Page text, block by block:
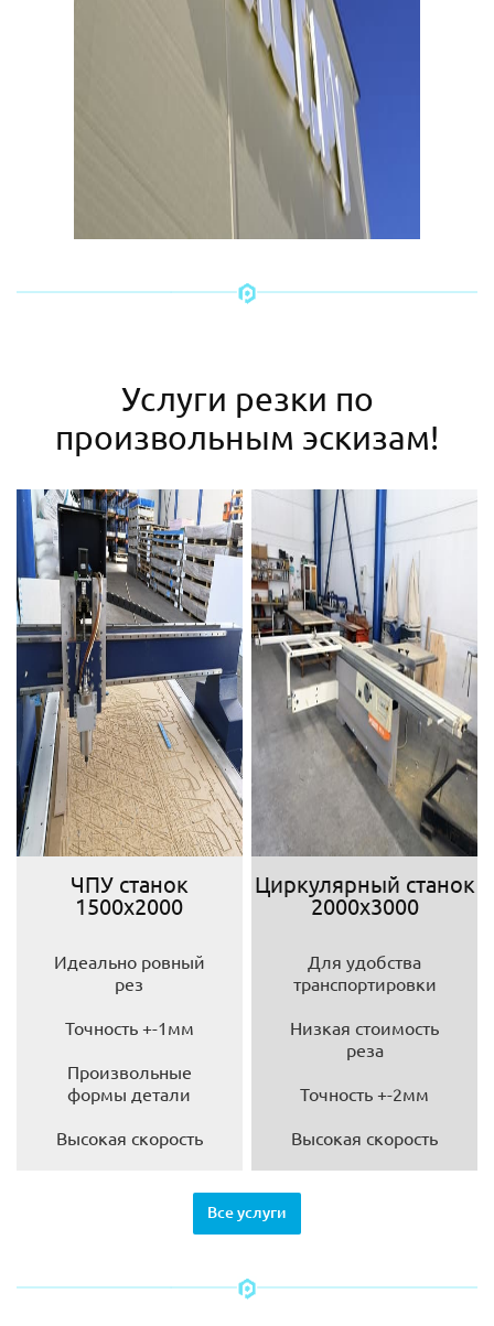
Услуги резки по
произвольным эскизам!
ЧПУ станок
1500х2000
Идеально ровный
рез
Точность +-1мм
Произвольные
формы детали
Высокая скорость
Циркулярный станок
2000х3000
Для удобства
транспортировки
Низкая стоимость
реза
Точность +-2мм
Высокая скорость
Все услуги